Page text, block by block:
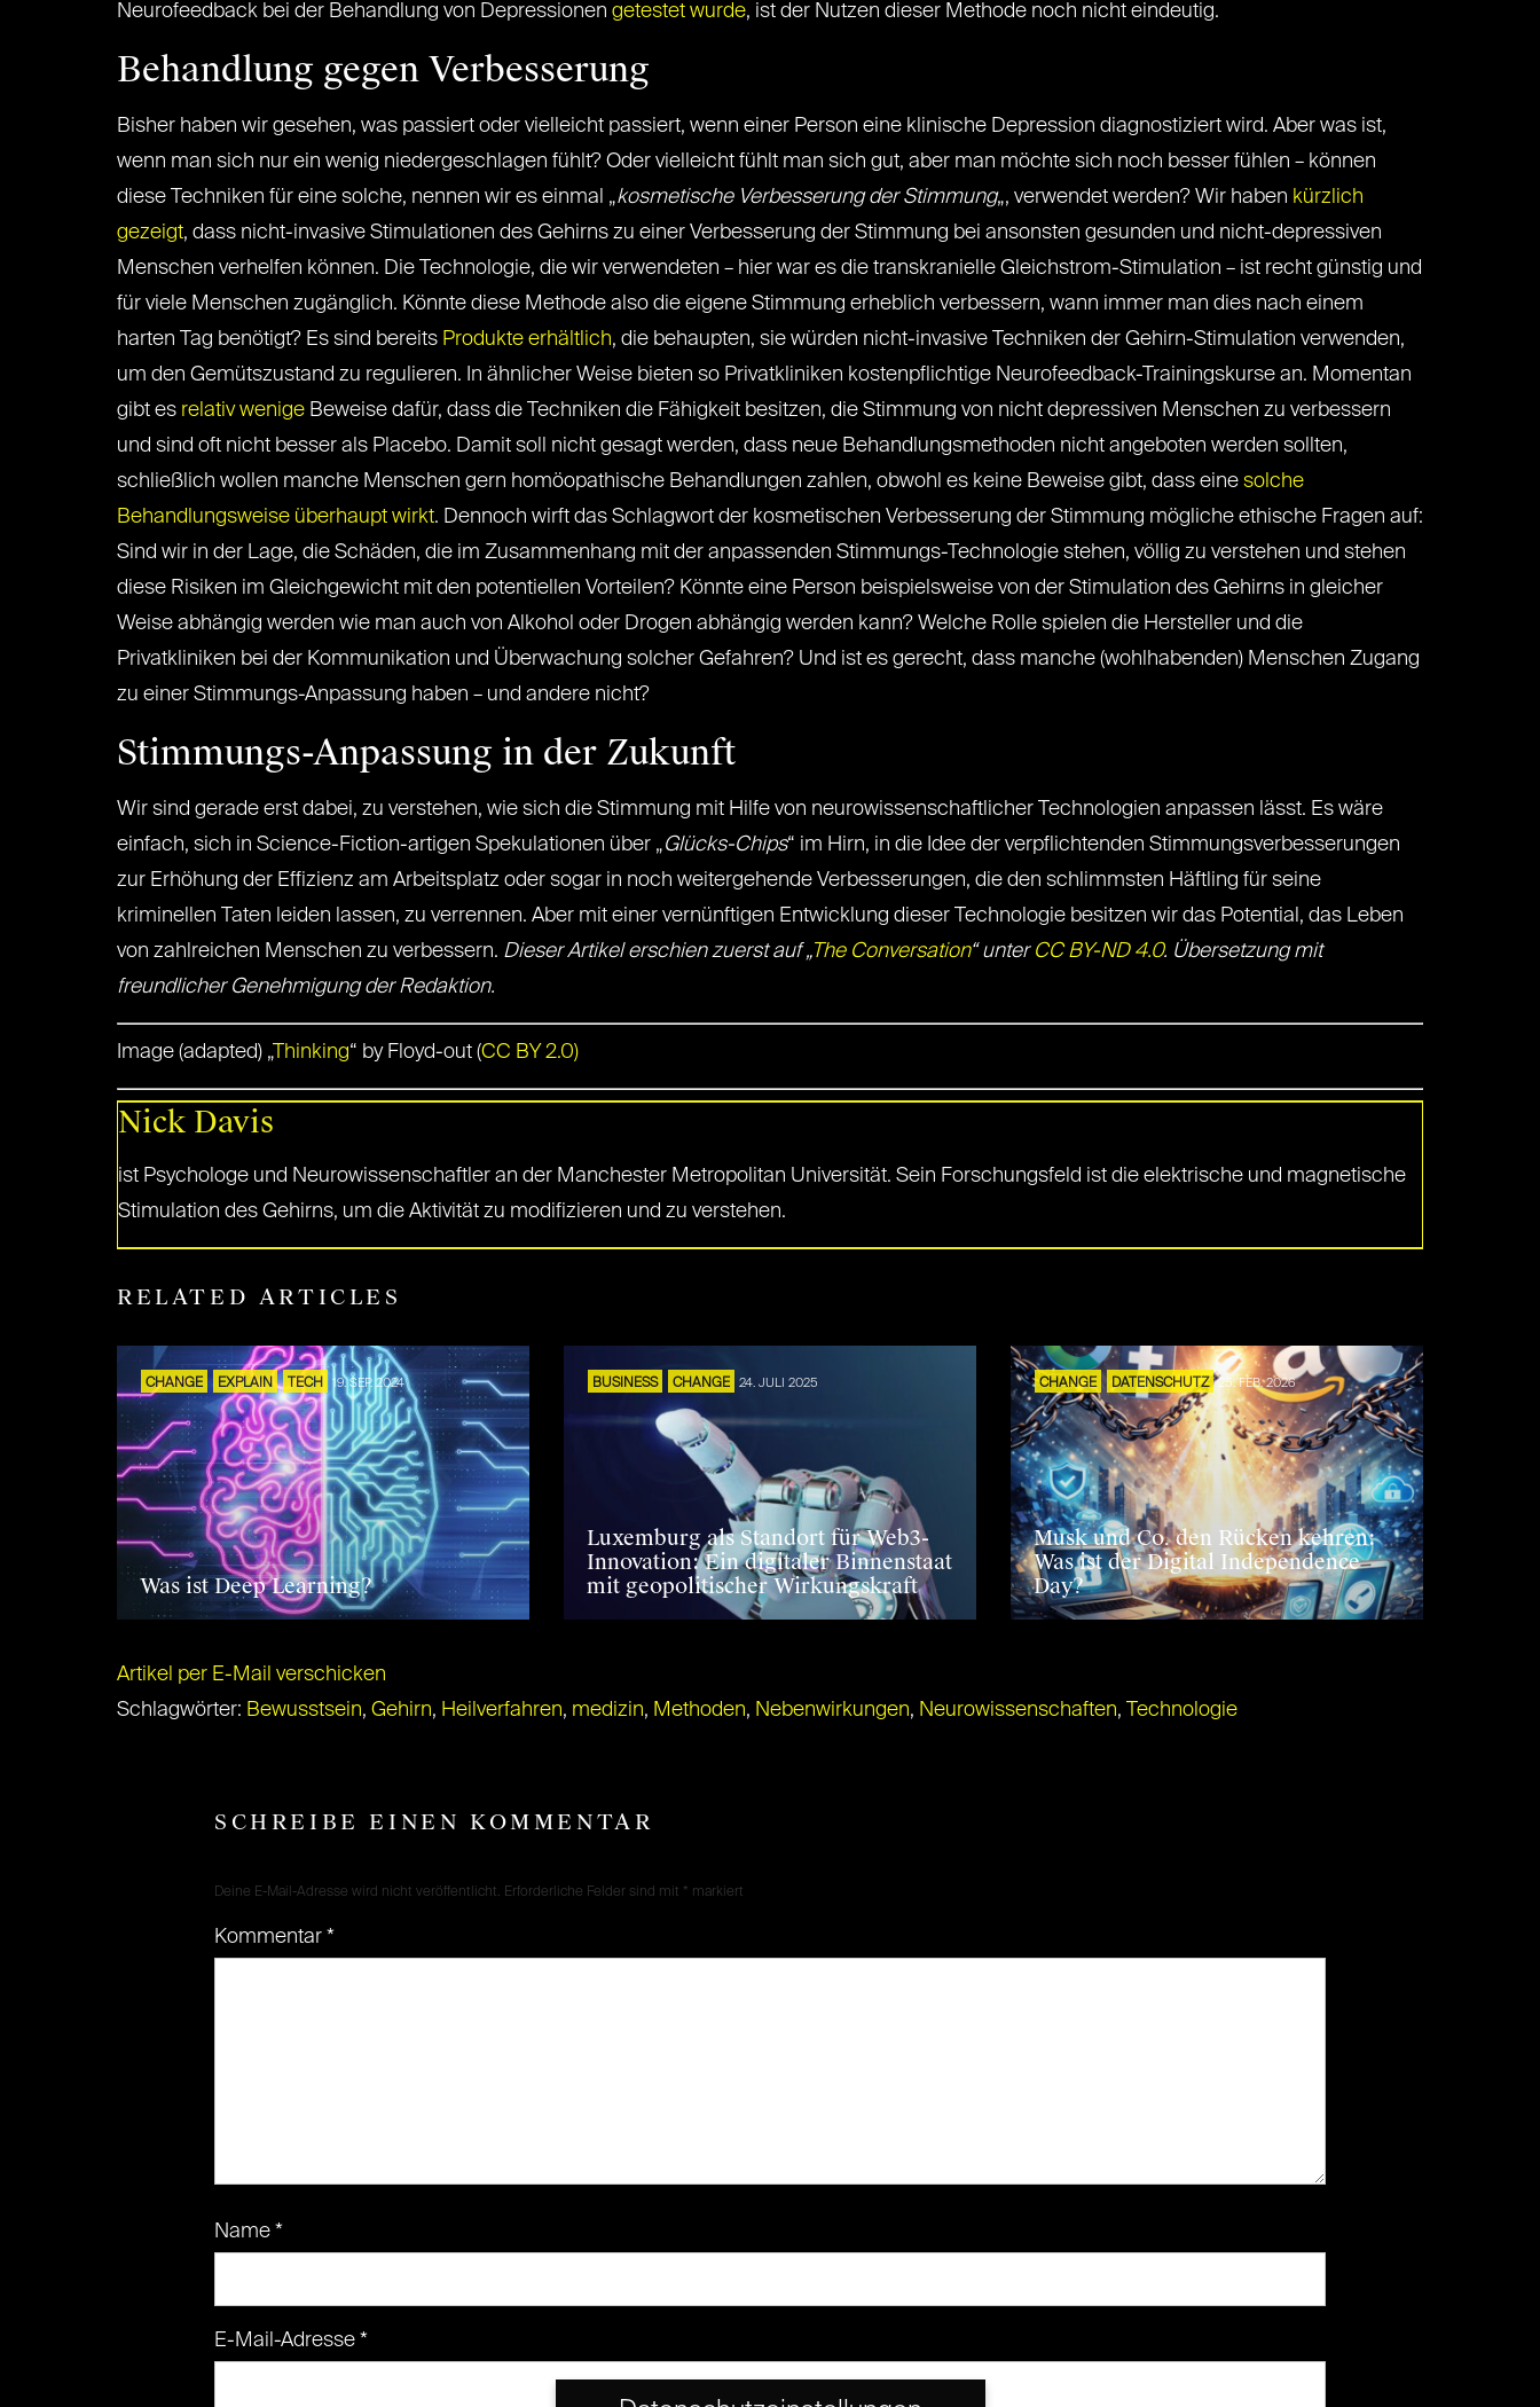
Neurofeedback bei der Behandlung von Depressionen getestet wurde, ist der Nutzen dieser Methode noch nicht eindeutig.
Behandlung gegen Verbesserung
Bisher haben wir gesehen, was passiert oder vielleicht passiert, wenn einer Person eine klinische Depression diagnostiziert wird. Aber was ist,
wenn man sich nur ein wenig niedergeschlagen fühlt? Oder vielleicht fühlt man sich gut, aber man möchte sich noch besser fühlen – können
diese Techniken für eine solche, nennen wir es einmal „kosmetische Verbesserung der Stimmung„, verwendet werden? Wir haben kürzlich
gezeigt, dass nicht-invasive Stimulationen des Gehirns zu einer Verbesserung der Stimmung bei ansonsten gesunden und nicht-depressiven
Menschen verhelfen können. Die Technologie, die wir verwendeten – hier war es die transkranielle Gleichstrom-Stimulation – ist recht günstig und
für viele Menschen zugänglich. Könnte diese Methode also die eigene Stimmung erheblich verbessern, wann immer man dies nach einem
harten Tag benötigt? Es sind bereits Produkte erhältlich, die behaupten, sie würden nicht-invasive Techniken der Gehirn-Stimulation verwenden,
um den Gemütszustand zu regulieren. In ähnlicher Weise bieten so Privatkliniken kostenpflichtige Neurofeedback-Trainingskurse an. Momentan
gibt es relativ wenige Beweise dafür, dass die Techniken die Fähigkeit besitzen, die Stimmung von nicht depressiven Menschen zu verbessern
und sind oft nicht besser als Placebo. Damit soll nicht gesagt werden, dass neue Behandlungsmethoden nicht angeboten werden sollten,
schließlich wollen manche Menschen gern homöopathische Behandlungen zahlen, obwohl es keine Beweise gibt, dass eine solche
Behandlungsweise überhaupt wirkt. Dennoch wirft das Schlagwort der kosmetischen Verbesserung der Stimmung mögliche ethische Fragen auf:
Sind wir in der Lage, die Schäden, die im Zusammenhang mit der anpassenden Stimmungs-Technologie stehen, völlig zu verstehen und stehen
diese Risiken im Gleichgewicht mit den potentiellen Vorteilen? Könnte eine Person beispielsweise von der Stimulation des Gehirns in gleicher
Weise abhängig werden wie man auch von Alkohol oder Drogen abhängig werden kann? Welche Rolle spielen die Hersteller und die
Privatkliniken bei der Kommunikation und Überwachung solcher Gefahren? Und ist es gerecht, dass manche (wohlhabenden) Menschen Zugang
zu einer Stimmungs-Anpassung haben – und andere nicht?
Stimmungs-Anpassung in der Zukunft
Wir sind gerade erst dabei, zu verstehen, wie sich die Stimmung mit Hilfe von neurowissenschaftlicher Technologien anpassen lässt. Es wäre
einfach, sich in Science-Fiction-artigen Spekulationen über „Glücks-Chips“ im Hirn, in die Idee der verpflichtenden Stimmungsverbesserungen
zur Erhöhung der Effizienz am Arbeitsplatz oder sogar in noch weitergehende Verbesserungen, die den schlimmsten Häftling für seine
kriminellen Taten leiden lassen, zu verrennen. Aber mit einer vernünftigen Entwicklung dieser Technologie besitzen wir das Potential, das Leben
von zahlreichen Menschen zu verbessern. Dieser Artikel erschien zuerst auf „The Conversation“ unter CC BY-ND 4.0. Übersetzung mit
freundlicher Genehmigung der Redaktion.
Image (adapted) „Thinking“ by Floyd-out (CC BY 2.0)
Nick Davis
ist Psychologe und Neurowissenschaftler an der Manchester Metropolitan Universität. Sein Forschungsfeld ist die elektrische und magnetische
Stimulation des Gehirns, um die Aktivität zu modifizieren und zu verstehen.
RELATED ARTICLES
CHANGE EXPLAIN TECH 19. SEP. 2024
Was ist Deep Learning?
BUSINESS CHANGE 24. JULI 2025
Luxemburg als Standort für Web3-
Innovation: Ein digitaler Binnenstaat
mit geopolitischer Wirkungskraft
CHANGE DATENSCHUTZ 25. FEB. 2026
Musk und Co. den Rücken kehren:
Was ist der Digital Independence
Day?
Artikel per E-Mail verschicken
Schlagwörter: Bewusstsein, Gehirn, Heilverfahren, medizin, Methoden, Nebenwirkungen, Neurowissenschaften, Technologie
SCHREIBE EINEN KOMMENTAR
Deine E-Mail-Adresse wird nicht veröffentlicht. Erforderliche Felder sind mit * markiert
Kommentar *
Name *
E-Mail-Adresse *